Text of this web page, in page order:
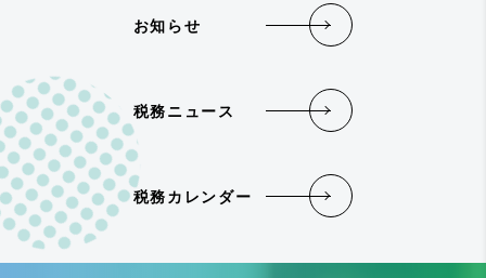
お知らせ
税務ニュース
税務カレンダー